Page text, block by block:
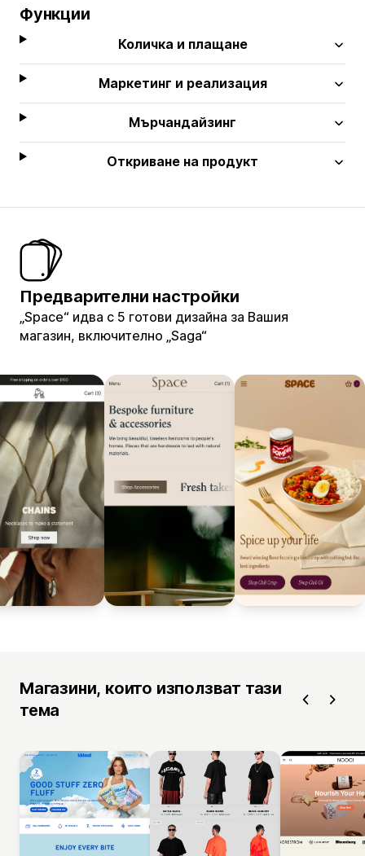
Функции
Количка и плащане
Маркетинг и реализация
Мърчандайзинг
Откриване на продукт
Предварителни настройки
„Space“ идва с 5 готови дизайна за Вашия
магазин, включително „Saga“
Магазини, които използват тази
тема